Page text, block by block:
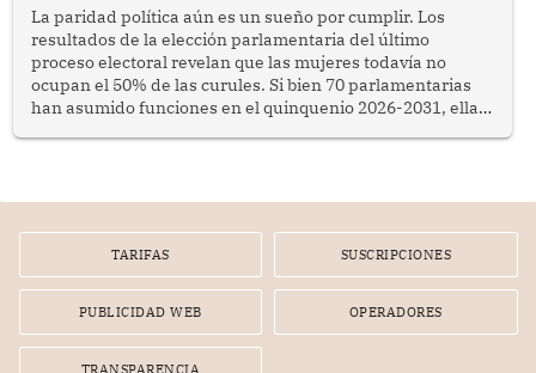
La paridad política aún es un sueño por cumplir. Los
resultados de la elección parlamentaria del último
proceso electoral revelan que las mujeres todavía no
ocupan el 50% de las curules. Si bien 70 parlamentarias
han asumido funciones en el quinquenio 2026-2031, ellas
TARIFAS SUSCRIPCIONES
PUBLICIDAD WEB OPERADORES